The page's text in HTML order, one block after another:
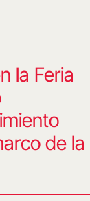
la Feria
de la